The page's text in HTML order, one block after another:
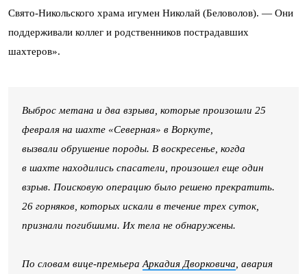
Свято-Никольского храма игумен Николай (Беловолов). — Они
поддерживали коллег и родственников пострадавших
шахтеров».
Выброс метана и два взрыва, которые произошли 25
февраля на шахте «Северная» в Воркуте,
вызвали обрушение породы. В воскресенье, когда
в шахте находились спасатели, произошел еще один
взрыв. Поисковую операцию было решено прекратить.
26 горняков, которых искали в течение трех суток,
признали погибшими. Их тела не обнаружены.
По словам вице-премьера Аркадия Дворковича , авария